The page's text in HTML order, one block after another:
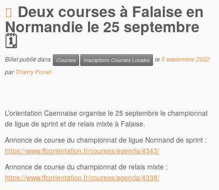
Deux courses à Falaise en
Normandie le 25 septembre
🗓
Billet publié dans Courses Inscriptions Courses Locales le5 septembre 2022
parThierry Porret
L’orientation Caennaise organise le 25 septembre le championnat
de ligue de sprint et de relais mixte à Falaise.
Annonce de course du championnat de ligue Normand de sprint :
https://www.ffcorientation.fr/courses/agenda/4343/
Annonce de course du championnat de relais mixte :
https://www.ffcorientation.fr/courses/agenda/4338/